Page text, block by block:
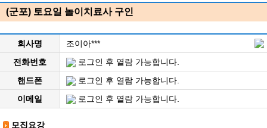
(군포) 토요일 놀이치료사 구인
회사명
조이아***
전화번호
로그인 후 열람 가능합니다.
핸드폰
로그인 후 열람 가능합니다.
이메일
로그인 후 열람 가능합니다.
모집요강